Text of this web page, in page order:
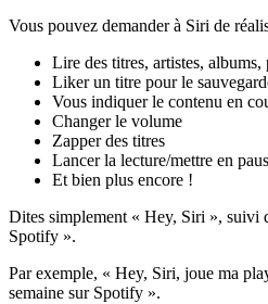
Vous pouvez demander à Siri de
Lire des titres, artistes, albums,
Liker un titre pour le
Vous indiquer le contenu en
Changer le volume
Zapper des titres
Lancer la lecture/mettre en
Et bien plus encore !
Dites simplement « Hey, Siri », suivi
Spotify ».
Par exemple, « Hey, Siri, joue ma
semaine sur Spotify ».